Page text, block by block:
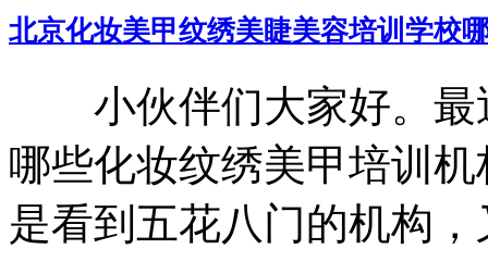
北京化妆美甲纹绣美睫美容培训学校
小伙伴们大家好。最
哪些化妆纹绣美甲培训
是看到五花八门的机构